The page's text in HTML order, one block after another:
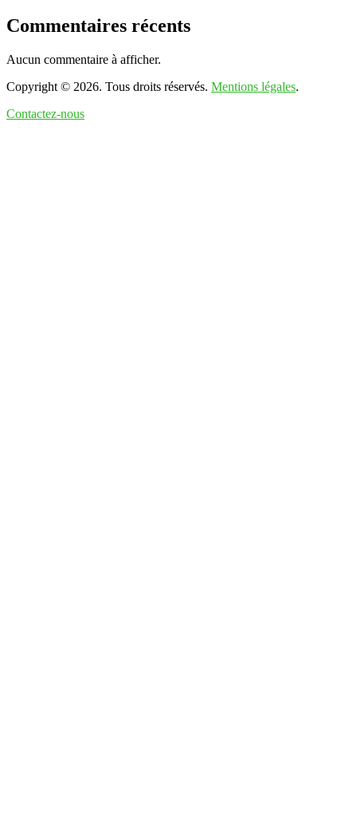
Commentaires récents
Aucun commentaire à afficher.
Copyright © 2026. Tous droits réservés. Mentions légales.
Contactez-nous